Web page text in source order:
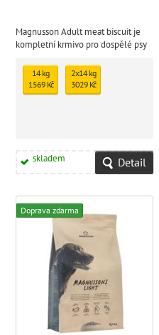
Magnusson Adult meat biscuit je
kompletní krmivo pro dospělé psy
14 kg
1569 Kč
2x14 kg
3029 Kč
skladem Detail
Doprava zdarma